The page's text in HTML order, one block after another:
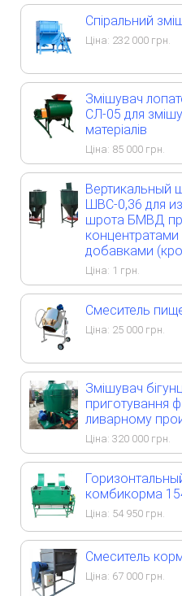
Спіральний
Ціна: 232 000 грн.
Змішувач
СЛ-05 для
матеріалів
Ціна: 85 000 грн.
Вертикальный
ШВС-0,36 для
шрота БМВД
добавками
Ціна: 1 грн.
Смеситель
Ціна: 25 000 грн.
Змішувач
приготування
ливарному
Ціна: 320 000 грн.
комбикорма
Ціна: 54 950 грн.
Смеситель
Ціна: 67 000 грн.